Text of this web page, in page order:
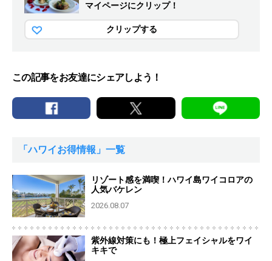
マイページにクリップ！
クリップする
この記事をお友達にシェアしよう！
「ハワイお得情報」一覧
リゾート感を満喫！ハワイ島ワイコロアの
人気バケレン
2026.08.07
紫外線対策にも！極上フェイシャルをワイ
キキで